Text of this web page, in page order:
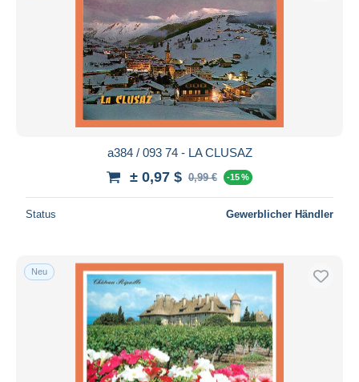
a384 / 093 74 - LA CLUSAZ
± 0,97 $ 0,99 € -15 %
Status Gewerblicher Händler
Neu